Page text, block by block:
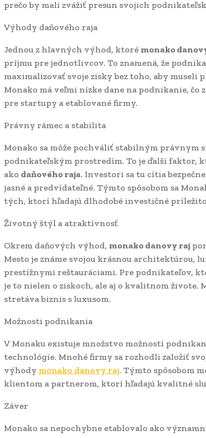
prečo by mali zvážiť presun svojich
Výhody daňového raja
Jednou z hlavných výhod, ktoré monako
príjmu pre jednotlivcov. To znamená, že
maximalizovať svoje zisky bez toho, aby museli
Monako má veľmi nízke dane na podnikanie,
pre startupy a etablované firmy.
Právny rámec a stabilita
Monako sa môže pochváliť stabilným právnym
podnikateľským prostredím. To je ďalší faktor,
ako daňového raja. Investori sa tu cítia
jasné a predvídateľné. Týmto spôsobom sa
tých, ktorí hľadajú dlhodobé investičné
Životný štýl a atraktívnosť
Okrem daňových výhod, monako danovy raj
Mesto je známe svojou krásnou architektúrou,
prestížnymi reštauráciami. Pre podnikateľov,
je to nielen o ziskoch, ale aj o kvalitnom živote.
stretáva biznis s luxusom.
Možnosti podnikania
V Monaku existuje množstvo možností
technológie. Mnohé firmy sa rozhodli založiť
výhody monako danovy raj. Týmto spôsobom
klientom a partnerom, ktorí hľadajú kvalitné
Záver
Monako sa nepochybne etablovalo ako